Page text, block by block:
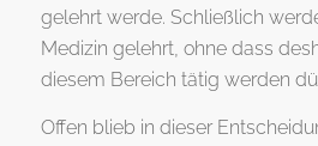
gelehrt werde. Schließlich
Medizin gelehrt, ohne dass
diesem Bereich tätig werden
Offen blieb in dieser